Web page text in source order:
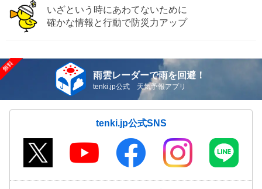
いざという時にあわてないために
確かな情報と行動で防災力アップ
雨雲レーダーで雨を回避！
tenki.jp公式 天気予報アプリ
tenki.jp公式SNS